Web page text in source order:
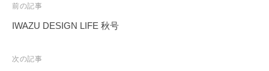
Post
navigation
前の記事
IWAZU DESIGN LIFE 秋号
次の記事